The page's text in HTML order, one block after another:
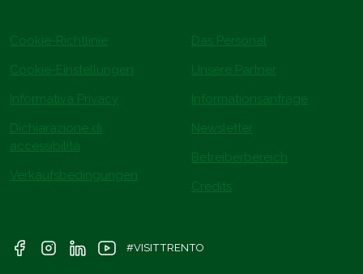
Cookie-Richtlinie
Cookie-Einstellungen
Informativa Privacy
Dichiarazione di
accessibilità
Verkaufsbedingungen
Das Personal
Unsere Partner
Informationsanfrage
Newsletter
Betreiberbereich
Credits
#VISITTRENTO